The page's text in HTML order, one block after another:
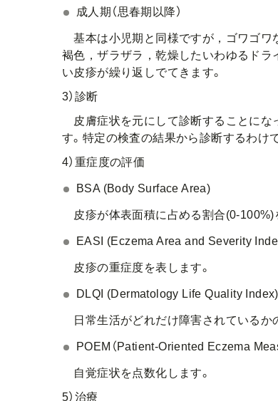
成人期（思春期以降）
基本は小児期と同様ですが，ゴワゴワ
褐色，ザラザラ，乾燥したいわゆるドラ
い皮疹が繰り返しでてきます。
3）診断
皮膚症状を元にして診断することにな
す。特定の検査の結果から診断するわけ
4）重症度の評価
BSA (Body Surface Area)
皮疹が体表面積に占める割合(0-100%)
EASI (Eczema Area and Severity
皮疹の重症度を表します。
DLQI (Dermatology Life Quality Index)
日常生活がどれだけ障害されているか
POEM（Patient-Oriented Eczema
自覚症状を点数化します。
5）治療